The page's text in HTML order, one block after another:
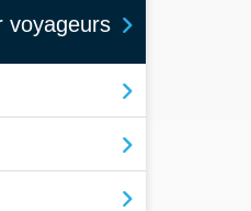
voyageurs